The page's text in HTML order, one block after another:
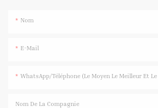
Nom
E-Mail
WhatsApp/Téléphone (Le Moyen Le Meilleur Et Le Plus Rapide
Nom De La Compagnie